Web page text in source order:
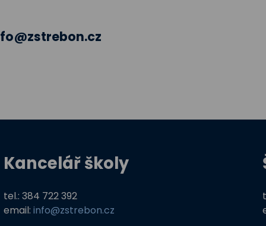
Kancelář školy
tel.: 384 722 392
email: info@zstrebon.cz